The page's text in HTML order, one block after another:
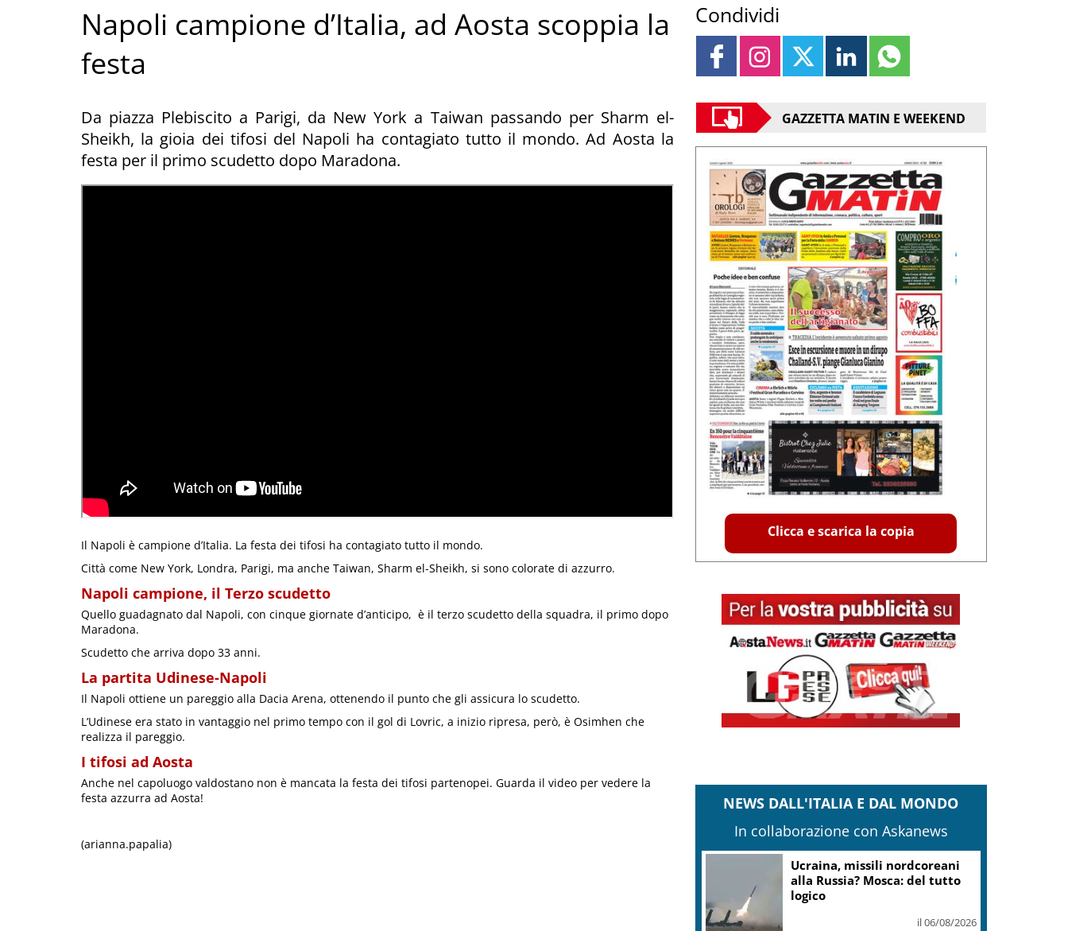
Napoli campione d’Italia, ad Aosta scoppia la
festa
Da piazza Plebiscito a Parigi, da New York a Taiwan passando per Sharm el-
Sheikh, la gioia dei tifosi del Napoli ha contagiato tutto il mondo. Ad Aosta la
festa per il primo scudetto dopo Maradona.
Il Napoli è campione d’Italia. La festa dei tifosi ha contagiato tutto il mondo.
Città come New York, Londra, Parigi, ma anche Taiwan, Sharm el-Sheikh, si sono colorate di azzurro.
Napoli campione, il Terzo scudetto
Quello guadagnato dal Napoli, con cinque giornate d’anticipo, è il terzo scudetto della squadra, il primo dopo
Maradona.
Scudetto che arriva dopo 33 anni.
La partita Udinese-Napoli
Il Napoli ottiene un pareggio alla Dacia Arena, ottenendo il punto che gli assicura lo scudetto.
L’Udinese era stato in vantaggio nel primo tempo con il gol di Lovric, a inizio ripresa, però, è Osimhen che
realizza il pareggio.
I tifosi ad Aosta
Anche nel capoluogo valdostano non è mancata la festa dei tifosi partenopei. Guarda il video per vedere la
festa azzurra ad Aosta!
(arianna.papalia)
Condividi
GAZZETTA MATIN E WEEKEND
Clicca e scarica la copia
NEWS DALL'ITALIA E DAL MONDO
In collaborazione con Askanews
Tartarughe marine: oltre 115
deposizioni seguite dal Wwf in
Sicilia
il 06/08/2026